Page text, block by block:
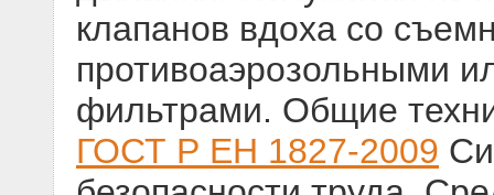
клапанов вдоха со
противоаэрозольными
фильтрами. Общие
ГОСТ Р ЕН 1827-2009